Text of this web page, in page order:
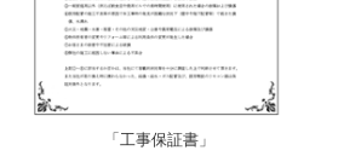
「工事保証書」